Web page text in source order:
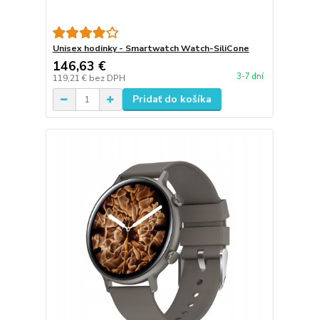
Unisex hodinky - Smartwatch Watch-SiliCone
146,63 €
119,21 € bez DPH 3-7 dní
Pridať do košíka